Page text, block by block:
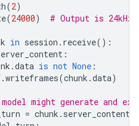
(2)
(24000) # Output is 24kHz
in session . receive():
:
.data is not None :
.writeframes(chunk .data)
might generate and
= chunk . server_content